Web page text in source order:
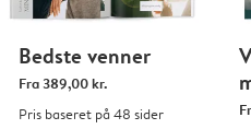
Bedste venner
Fra389,00 kr.
Pris baseret på 48 sider